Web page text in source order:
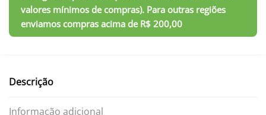
Descrição
Informação adicional